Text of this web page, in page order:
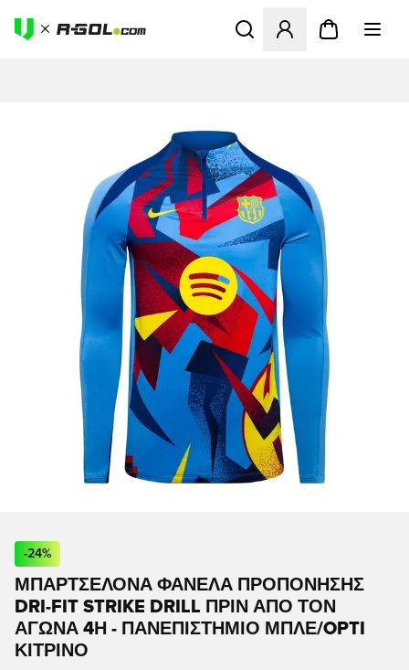
Ανοίγει ένα Modal για να
-24%
ΜΠΑΡΤΣΕΛΌΝΑ ΦΑΝΈΛΑ ΠΡΟΠΌΝΗΣΗΣ
DRI-FIT STRIKE DRILL ΠΡΙΝ ΑΠΌ ΤΟΝ
ΑΓΏΝΑ 4Η - ΠΑΝΕΠΙΣΤΉΜΙΟ ΜΠΛΕ/OPTI
ΚΊΤΡΙΝΟ